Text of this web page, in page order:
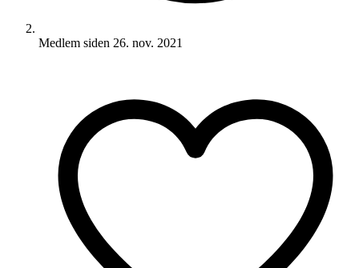
Medlem siden 26. nov. 2021